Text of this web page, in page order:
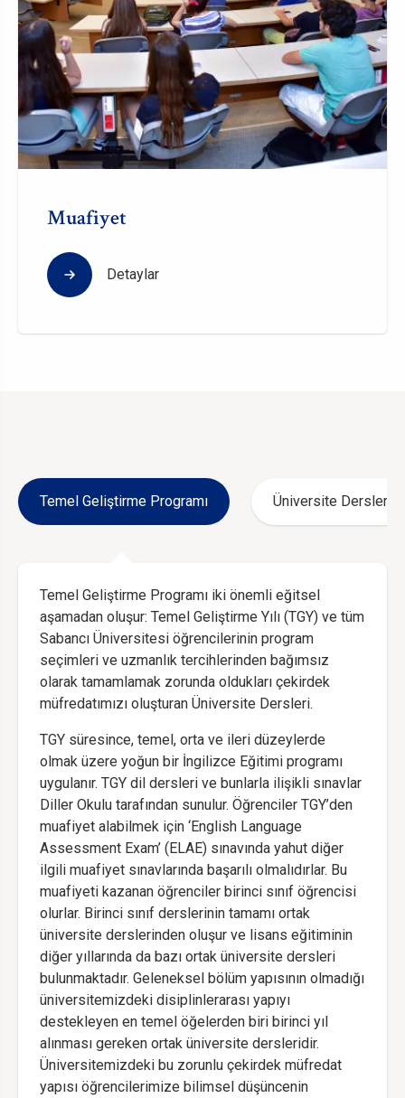
Muafiyet
Detaylar
Temel Geliştirme Programı Üniversite Dersleri
Temel Geliştirme Programı iki önemli eğitsel
aşamadan oluşur: Temel Geliştirme Yılı (TGY) ve tüm
Sabancı Üniversitesi öğrencilerinin program
seçimleri ve uzmanlık tercihlerinden bağımsız
olarak tamamlamak zorunda oldukları çekirdek
müfredatımızı oluşturan Üniversite Dersleri.
TGY süresince, temel, orta ve ileri düzeylerde
olmak üzere yoğun bir İngilizce Eğitimi programı
uygulanır. TGY dil dersleri ve bunlarla ilişikli sınavlar
Diller Okulu tarafından sunulur. Öğrenciler TGY’den
muafiyet alabilmek için ‘English Language
Assessment Exam’ (ELAE) sınavında yahut diğer
ilgili muafiyet sınavlarında başarılı olmalıdırlar. Bu
muafiyeti kazanan öğrenciler birinci sınıf öğrencisi
olurlar. Birinci sınıf derslerinin tamamı ortak
üniversite derslerinden oluşur ve lisans eğitiminin
diğer yıllarında da bazı ortak üniversite dersleri
bulunmaktadır. Geleneksel bölüm yapısının olmadığı
üniversitemizdeki disiplinlerarası yapıyı
destekleyen en temel öğelerden biri birinci yıl
alınması gereken ortak üniversite dersleridir.
Üniversitemizdeki bu zorunlu çekirdek müfredat
yapısı öğrencilerimize bilimsel düşüncenin